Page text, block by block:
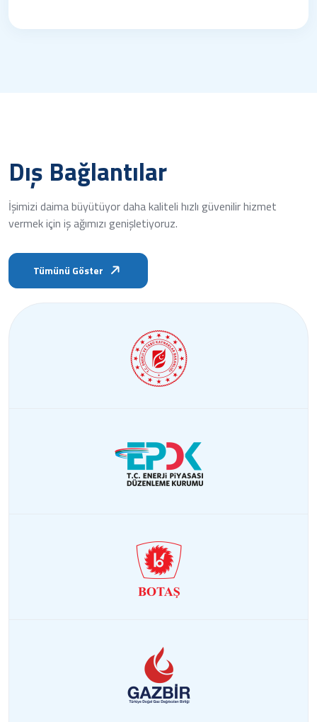
Dış Bağlantılar
İşimizi daima büyütüyor daha kaliteli hızlı güvenilir hizmet
vermek için iş ağımızı genişletiyoruz.
Tümünü Göster